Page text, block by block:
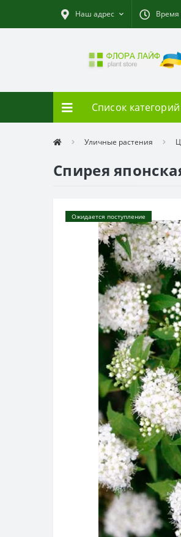
Наш адрес Время
Список категорий
Уличные растения
Спирея
Ожидается поступление